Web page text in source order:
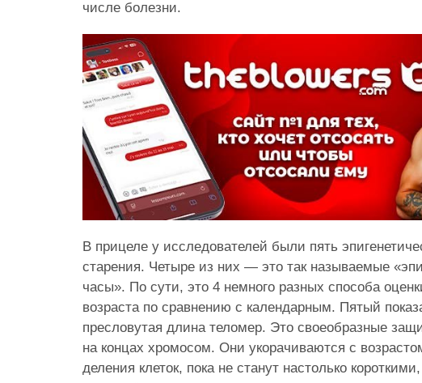
числе болезни.
В прицеле у исследователей были пять
старения. Четыре из них — это так называемые
часы». По сути, это 4 немного разных способа
возраста по сравнению с календарным. Пятый
пресловутая длина теломер. Это своеобразные
на концах хромосом. Они укорачиваются с
деления клеток, пока не станут настолько короткими,